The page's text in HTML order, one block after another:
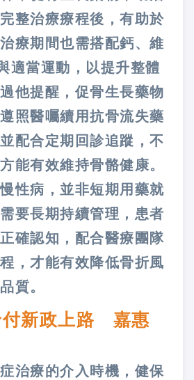
整治療療程後，有助於
療期間也需搭配鈣、維
適當運動，以提升整體
他提醒，促骨生長藥物
照醫囑續用抗骨流失藥
配合定期回診追蹤，不
能有效維持骨骼健康。
性病，並非短期用藥就
要長期持續管理，患者
確認知，配合醫療團隊
，才能有效降低骨折風
質。
付新政上路 嘉惠
治療的介入時機，健保